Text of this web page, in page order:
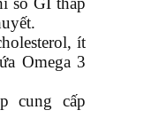
ít
Omega 3
cung cấp